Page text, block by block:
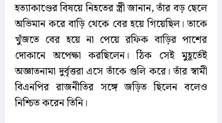
হত্যাকাণ্ডের বিষয়ে নিহতের স্ত্রী জানান, তাঁর বড় ছেলে
অভিমান করে বাড়ি থেকে বের হয়ে গিয়েছিল। তাকে
খুঁজতে বের হয়ে না পেয়ে রফিক বাড়ির পাশের
দোকানে অপেক্ষা করছিলেন। ঠিক সেই মুহূর্তেই
অজ্ঞাতনামা দুর্বৃত্তরা এসে তাঁকে গুলি করে। তাঁর স্বামী
বিএনপির রাজনীতির সঙ্গে জড়িত ছিলেন বলেও
নিশ্চিত করেন তিনি।